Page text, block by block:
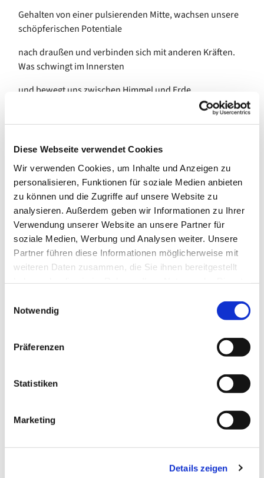
Diese Webseite verwendet Cookies
Wir verwenden Cookies, um Inhalte und Anzeigen zu
personalisieren, Funktionen für soziale Medien anbieten
zu können und die Zugriffe auf unsere Website zu
analysieren. Außerdem geben wir Informationen zu Ihrer
Verwendung unserer Website an unsere Partner für
soziale Medien, Werbung und Analysen weiter. Unsere
Partner führen diese Informationen möglicherweise mit
weiteren Daten zusammen, die Sie ihnen bereitgestellt
Notwendig
Präferenzen
Statistiken
Marketing
Details zeigen
Gehalten von einer pulsierenden Mitte, wachsen unsere
schöpferischen Potentiale
nach draußen und verbinden sich mit anderen Kräften.
Was schwingt im Innersten
und bewegt uns zwischen Himmel und Erde…
Im freien Tanz erforschen wir spielerisch die Fülle sich
entfaltender Bewegung und
wertschätzender Begegnung. Wir nähern uns sowohl
unserem individuellen,
authentischen Wesenskern, als auch dem magischen
Moment absichtsloser
Begegnung im Tanz um eine gemeinsame Mitte.
Organische Musiken ergänzen den Zyklus aus freien,
mehr und weniger
angeleiteten Tänzen. Das Angebot wendet sich an alle
Bitte bequeme Bewegungskleidung mitbringen
tanzen barfuß, in rutschfesten(!) Socken oder